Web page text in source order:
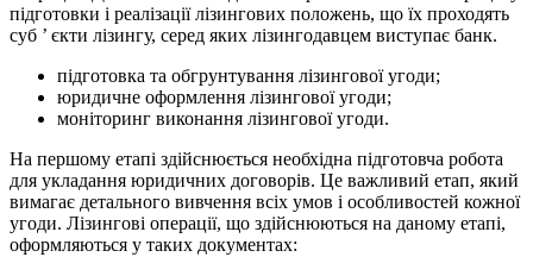
підготовки і реалізації лізингових положень, що їх проходять
суб ’ єкти лізингу, серед яких лізингодавцем виступає банк.
підготовка та обгрунтування лізингової угоди;
юридичне оформлення лізингової угоди;
моніторинг виконання лізингової угоди.
На першому етапі здійснюється необхідна підготовча робота
для укладання юридичних договорів. Це важливий етап, який
вимагає детального вивчення всіх умов і особливостей кожної
угоди. Лізингові операції, що здійснюються на даному етапі,
оформляються у таких документах: